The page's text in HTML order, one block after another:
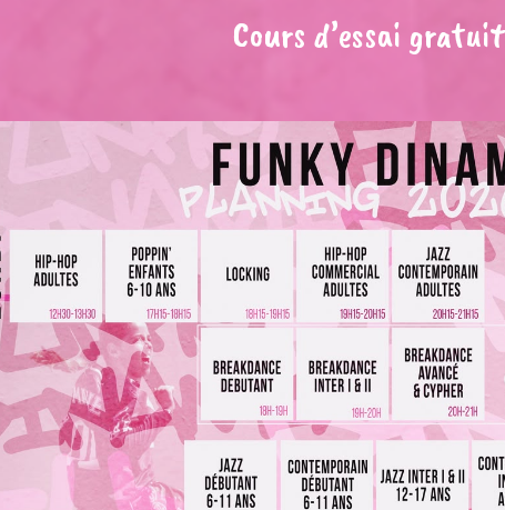
Cours d’essai gratuit